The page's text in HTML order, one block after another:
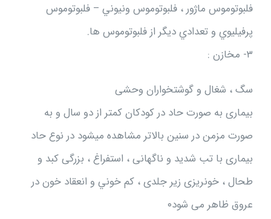
فلبوتوموس ماژور ، فلبوتوموس ونيوني – فلبوتوموس
پرفيليوي و تعدادي ديگر از فلبوتوموس ها.
۳- مخازن :
سگ ، شغال و گوشتخواران وحشی
بیماری به صورت حاد در کودکان کمتر از دو سال و به
صورت مزمن در سنین بالاتر مشاهده میشود در نوع حاد
بیماری با تب شدید و ناگهانی ، استفراغ ، بزرگی کبد و
طحال ، خونریزی زیر جلدی ، کم خوني و انعقاد خون در
عروق ظاهر می شود۰